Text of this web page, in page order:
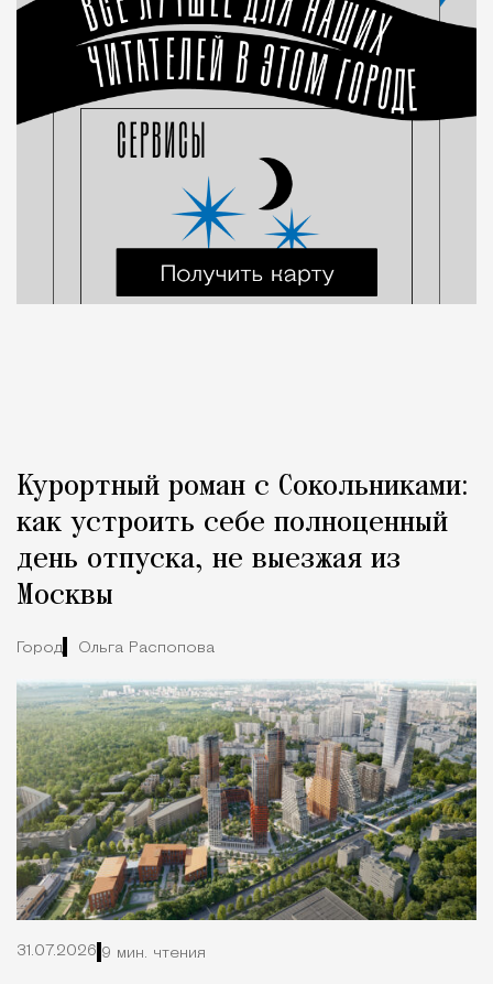
Курортный роман с Сокольниками:
как устроить себе полноценный
день отпуска, не выезжая из
Москвы
Город Ольга Распопова
31.07.2026 9 мин. чтения